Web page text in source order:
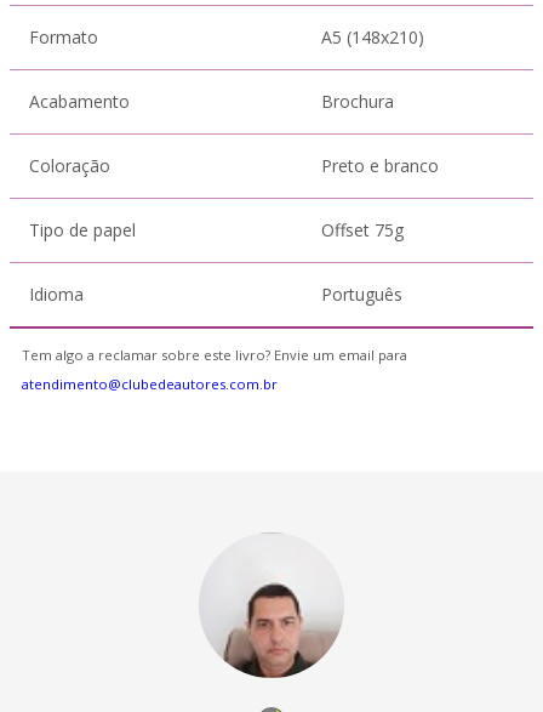
Formato A5 (148x210)
Acabamento Brochura
Coloração Preto e branco
Tipo de papel Offset 75g
Idioma Português
Tem algo a reclamar sobre este livro? Envie um email para
atendimento@clubedeautores.com.br